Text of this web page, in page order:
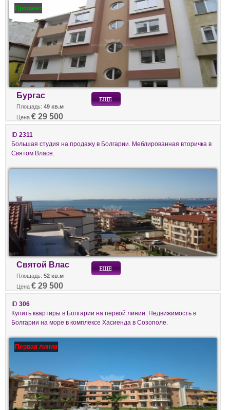
Продано
Бургас
Площадь: 49 кв.м
Цена € 29 500
ID 2311
Большая студия на продажу в Болгарии. Меблированная вторичка в
Святом Власе.
Святой Влас
Площадь: 52 кв.м
Цена € 29 500
ID 306
Купить квартиры в Болгарии на первой линии. Недвижимость в
Болгарии на море в комплексе Хасиенда в Созополе.
Первая линия